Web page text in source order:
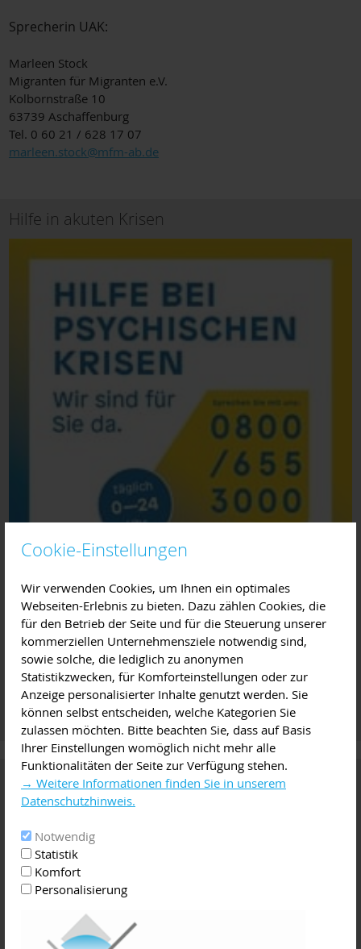
Cookie-Einstellungen
Wir verwenden Cookies, um Ihnen ein optimales
Webseiten-Erlebnis zu bieten. Dazu zählen Cookies, die
für den Betrieb der Seite und für die Steuerung unserer
kommerziellen Unternehmensziele notwendig sind,
sowie solche, die lediglich zu anonymen
Statistikzwecken, für Komforteinstellungen oder zur
Anzeige personalisierter Inhalte genutzt werden. Sie
können selbst entscheiden, welche Kategorien Sie
zulassen möchten. Bitte beachten Sie, dass auf Basis
Ihrer Einstellungen womöglich nicht mehr alle
Funktionalitäten der Seite zur Verfügung stehen.
→ Weitere Informationen finden Sie in unserem
Datenschutzhinweis.
Notwendig
Statistik
Komfort
Personalisierung
Sprecherin UAK:
Marleen Stock
Migranten für Migranten e.V.
Kolbornstraße 10
63739 Aschaffenburg
Tel. 0 60 21 / 628 17 07
marleen.stock@mfm-ab.de
Hilfe in akuten Krisen
Online-Wegweiser